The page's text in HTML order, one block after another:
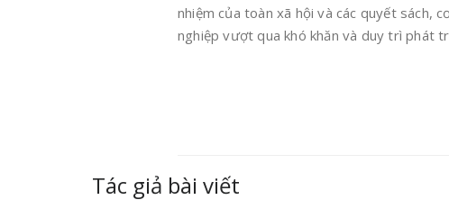
nhiệm của toàn xã hội và các quyết sách,
nghiệp vượt qua khó khăn và duy trì phát
Tác giả bài viết